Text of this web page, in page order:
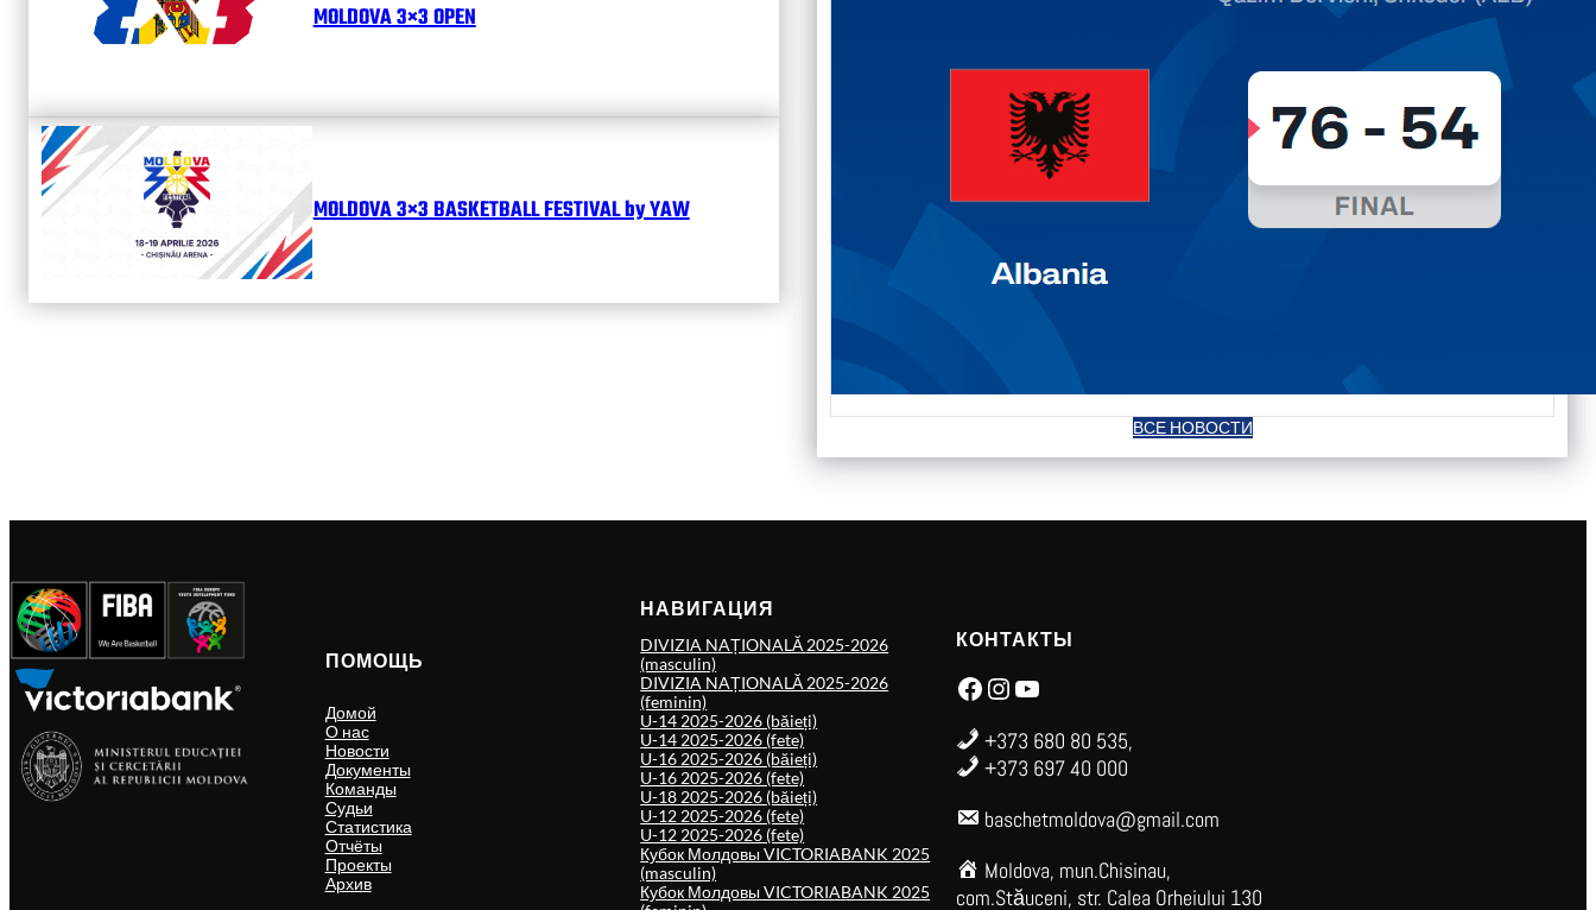
MOLDOVA 3×3 OPEN
MOLDOVA 3×3 BASKETBALL FESTIVAL by YAW
ВСЕ НОВОСТИ
ПОМОЩЬ
Домой
О нас
Новости
Документы
Команды
Судьи
Статистика
Отчёты
Проекты
Архив
НАВИГАЦИЯ
DIVIZIA NAȚIONALĂ 2025-2026
(masculin)
DIVIZIA NAȚIONALĂ 2025-2026
(feminin)
U-14 2025-2026 (băieți)
U-14 2025-2026 (fete)
U-16 2025-2026 (băieți)
U-16 2025-2026 (fete)
U-18 2025-2026 (băieți)
U-12 2025-2026 (fete)
U-12 2025-2026 (fete)
Кубок Молдовы VICTORIABANK 2025
(masculin)
Кубок Молдовы VICTORIABANK 2025
КОНТАКТЫ
Facebook Instagram YouTube
+373 680 80 535,
+373 697 40 000
baschetmoldova@gmail.com
Moldova, mun.Chisinau,
com.Stăuceni, str. Calea Orheiului 130